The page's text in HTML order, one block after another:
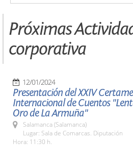
Próximas
corporativa
12/01/2024
Presentación del XXIV
Internacional de Cuentos
Oro de La Armuña"
Salamanca (Salamanca)
Lugar: Sala de Comarcas. Diputación
Hora: 11:30 h.